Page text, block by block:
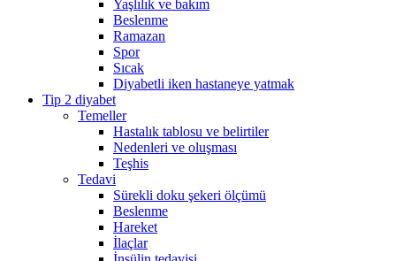
Yaşlılık ve bakım
Beslenme
Ramazan
Spor
Sıcak
Diyabetli iken hastaneye yatmak
Tip 2 diyabet
Temeller
Hastalık tablosu ve belirtiler
Nedenleri ve oluşması
Teşhis
Tedavi
Sürekli doku şekeri ölçümü
Beslenme
Hareket
İlaçlar